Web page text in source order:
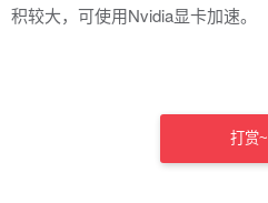
积较大，可使用Nvidia显卡加速。
打赏~